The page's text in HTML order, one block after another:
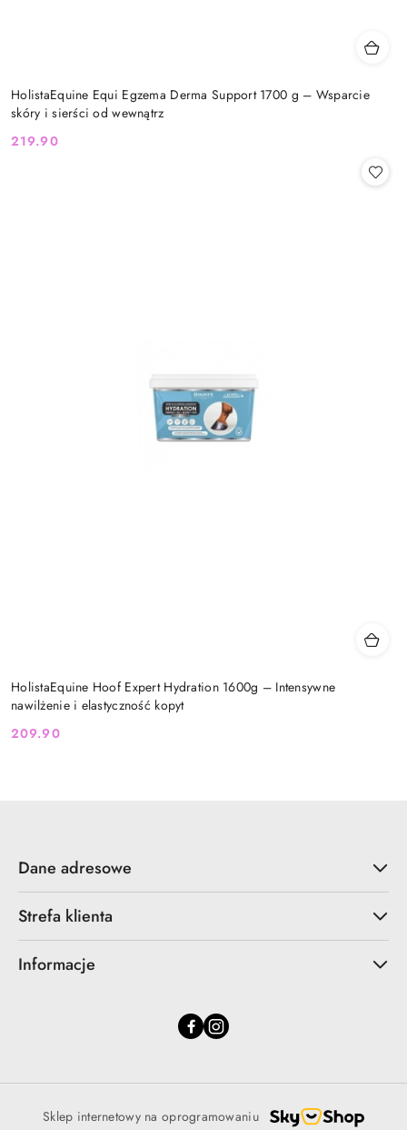
HolistaEquine Equi Egzema Derma Support 1700 g – Wsparcie
skóry i sierści od wewnątrz
Cena:
219.90
HolistaEquine Hoof Expert Hydration 1600g – Intensywne
nawilżenie i elastyczność kopyt
Cena:
209.90
Dane adresowe
Strefa klienta
Informacje
Sklep internetowy na oprogramowaniu